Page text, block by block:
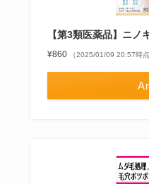
【第3類医薬品】ニノ
¥860 （2025/01/09 20:57時